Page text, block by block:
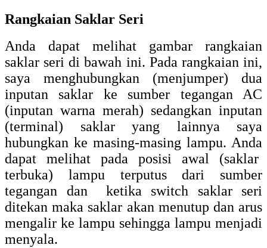
Rangkaian Saklar Seri
Anda dapat melihat gambar rangkaian
saklar seri di bawah ini. Pada rangkaian ini,
saya menghubungkan (menjumper) dua
inputan saklar ke sumber tegangan AC
(inputan warna merah) sedangkan inputan
(terminal) saklar yang lainnya saya
hubungkan ke masing-masing lampu. Anda
dapat melihat pada posisi awal (saklar
terbuka) lampu terputus dari sumber
tegangan dan ketika switch saklar seri
ditekan maka saklar akan menutup dan arus
mengalir ke lampu sehingga lampu menjadi
menyala.